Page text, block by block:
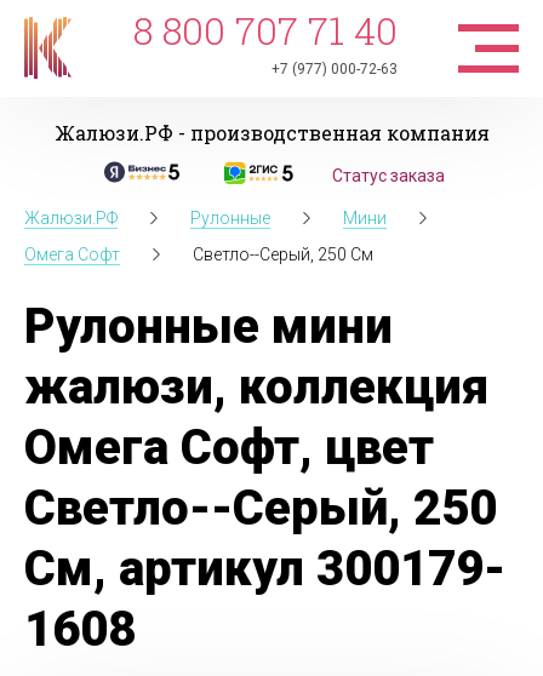
8 800 707 71 40
+7 (977) 000-72-63
Жалюзи.РФ - производственная компания
Статус заказа
Жалюзи.РФ Рулонные
Мини
Омега Софт
Светло--Серый, 250 См
Рулонные мини
жалюзи, коллекция
Омега Софт, цвет
Светло--Серый, 250
См, артикул 300179-
1608